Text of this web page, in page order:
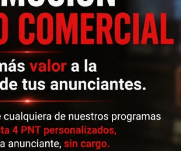
volver a conquistar a la audiencia